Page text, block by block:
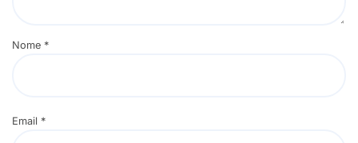
Nome *
Email *